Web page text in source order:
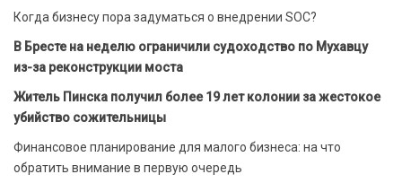
Когда бизнесу пора задуматься о внедрении SOC?
В Бресте на неделю ограничили судоходство по Мухавцу
из-за реконструкции моста
Житель Пинска получил более 19 лет колонии за жестокое
убийство сожительницы
Финансовое планирование для малого бизнеса: на что
обратить внимание в первую очередь